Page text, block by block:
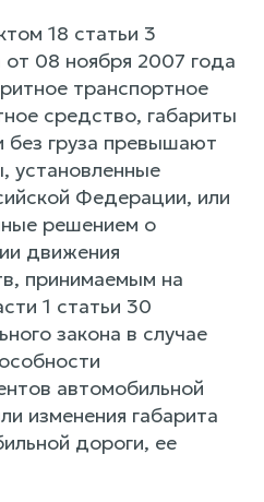
18 статьи 3
08 ноября 2007 года
транспортное
средство, габариты
без груза превышают
установленные
Федерации, или
решением о
движения
принимаемым на
1 статьи 30
закона в случае
автомобильной
изменения габарита
дороги, ее